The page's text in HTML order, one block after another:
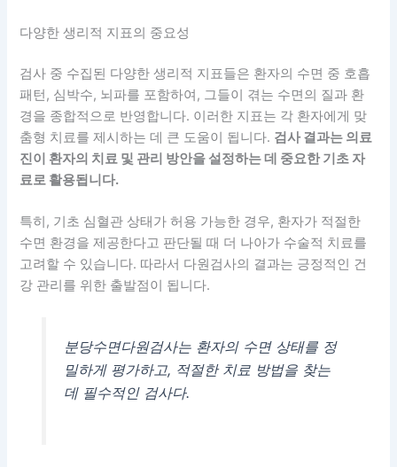
다양한 생리적 지표의 중요성
검사 중 수집된 다양한 생리적 지표들은 환자의 수면 중 호흡
패턴, 심박수, 뇌파를 포함하여, 그들이 겪는 수면의 질과 환
경을 종합적으로 반영합니다. 이러한 지표는 각 환자에게 맞
춤형 치료를 제시하는 데 큰 도움이 됩니다. 검사 결과는 의료
진이 환자의 치료 및 관리 방안을 설정하는 데 중요한 기초 자
료로 활용됩니다.
특히, 기초 심혈관 상태가 허용 가능한 경우, 환자가 적절한
수면 환경을 제공한다고 판단될 때 더 나아가 수술적 치료를
고려할 수 있습니다. 따라서 다원검사의 결과는 긍정적인 건
강 관리를 위한 출발점이 됩니다.
분당수면다원검사는 환자의 수면 상태를 정
밀하게 평가하고, 적절한 치료 방법을 찾는
데 필수적인 검사다.